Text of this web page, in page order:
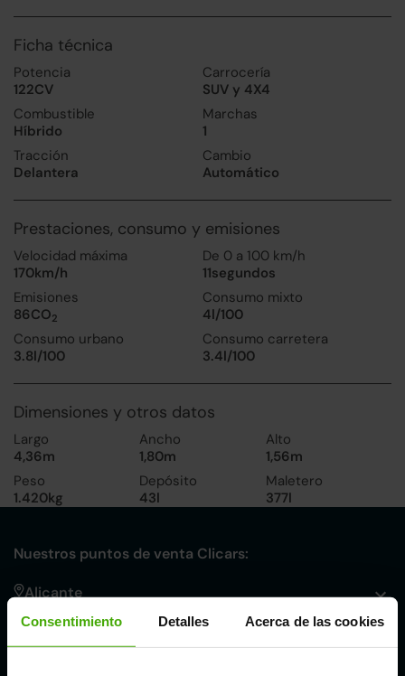
Consentimiento Detalles Acerca de las cookies
Ficha técnica
Potencia
122CV
Carrocería
SUV y 4X4
Combustible
Híbrido
Marchas
1
Tracción
Delantera
Cambio
Automático
Prestaciones, consumo y emisiones
Velocidad máxima
170km/h
De 0 a 100 km/h
11segundos
Emisiones
86CO2
Consumo mixto
4l/100
Consumo urbano
3.8l/100
Consumo carretera
3.4l/100
Dimensiones y otros datos
Largo
4,36m
Ancho
1,80m
Alto
1,56m
Peso
1.420kg
Depósito
43l
Maletero
377l
Nuestros puntos de venta Clicars:
Alicante
Córdoba